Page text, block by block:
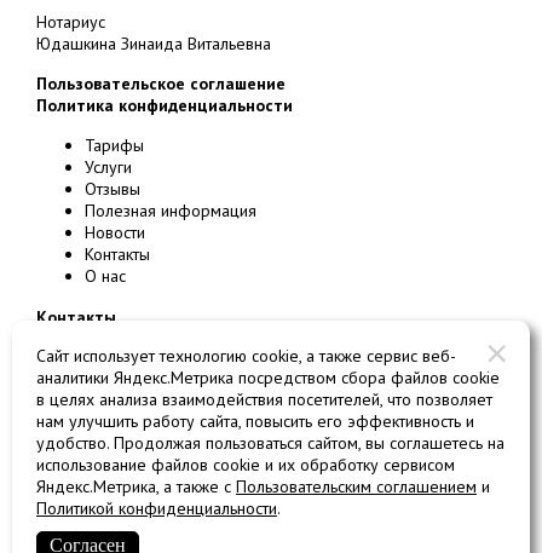
Нотариус
Юдашкина Зинаида Витальевна
Пользовательское соглашение
Политика конфиденциальности
Тарифы
Услуги
Отзывы
Полезная информация
Новости
Контакты
О нас
Контакты
Номер платной парковки 3203
телефон+7 499 254-85-75
телефон/факс+7 499 254-03-04
E-mail:2540304@list.ru
Разработка и продвижение сайтов: студия ВебПрофи
Сайт использует технологию cookie, а также сервис веб-
аналитики Яндекс.Метрика посредством сбора файлов cookie
в целях анализа взаимодействия посетителей, что позволяет
нам улучшить работу сайта, повысить его эффективность и
удобство. Продолжая пользоваться сайтом, вы соглашетесь на
использование файлов cookie и их обработку сервисом
Яндекс.Метрика, а также с Пользовательским соглашением и
Политикой конфиденциальности.